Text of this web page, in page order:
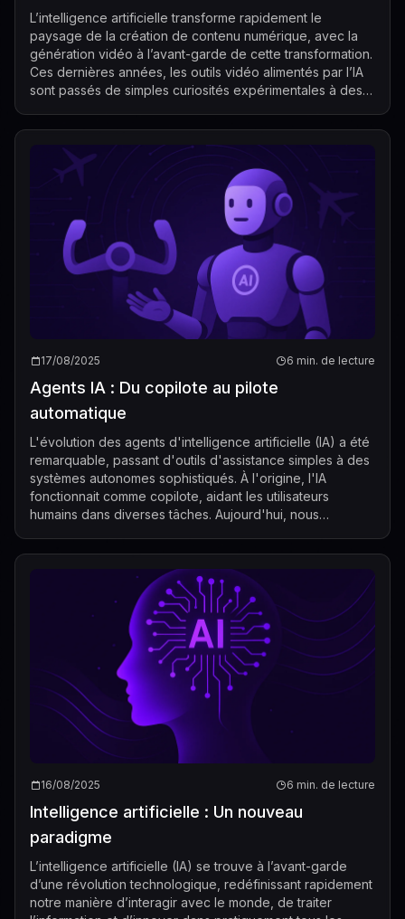
L’intelligence artificielle transforme rapidement le
paysage de la création de contenu numérique, avec la
génération vidéo à l’avant-garde de cette transformation.
Ces dernières années, les outils vidéo alimentés par l’IA
sont passés de simples curiosités expérimentales à des
17/08/2025 6 min. de lecture
Agents IA : Du copilote au pilote
automatique
L'évolution des agents d'intelligence artificielle (IA) a été
remarquable, passant d'outils d'assistance simples à des
systèmes autonomes sophistiqués. À l'origine, l'IA
fonctionnait comme copilote, aidant les utilisateurs
humains dans diverses tâches. Aujourd'hui, nous
16/08/2025 6 min. de lecture
Intelligence artificielle : Un nouveau
paradigme
L’intelligence artificielle (IA) se trouve à l’avant-garde
d’une révolution technologique, redéfinissant rapidement
notre manière d’interagir avec le monde, de traiter